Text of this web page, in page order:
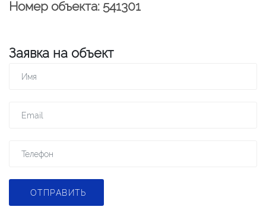
Номер объекта: 541301
Заявка на объект
ОТПРАВИТЬ